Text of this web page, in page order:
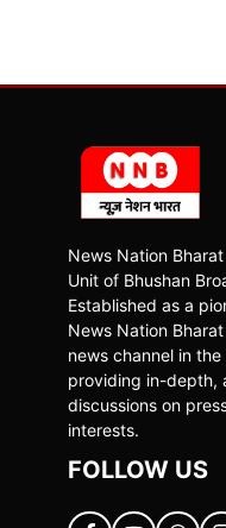
News Nation
Unit of Bhushan
Established as a
News Nation
news channel in
providing in-depth,
discussions on
interests.
FOLLOW US